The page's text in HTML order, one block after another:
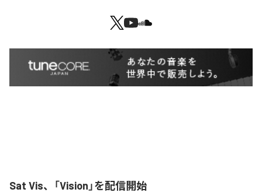
Sat Vis、「Vision」を配信開始